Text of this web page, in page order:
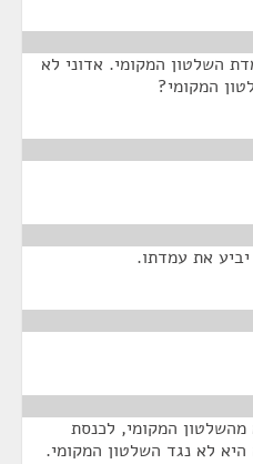
השלטון המקומי. אדוני לא
המקומי?
את עמדתו.
מהשלטון המקומי, לכנסת
לא נגד השלטון המקומי.